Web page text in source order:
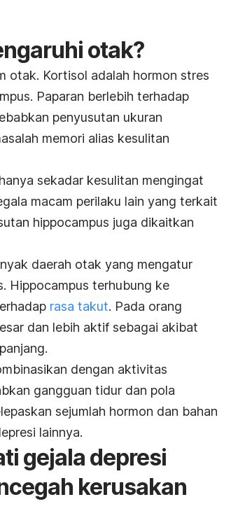
otak?
otak. Kortisol adalah hormon stres
Paparan berlebih terhadap
penyusutan ukuran
memori alias kesulitan
sekadar kesulitan mengingat
macam perilaku lain yang terkait
hippocampus juga dikaitkan
daerah otak yang mengatur
Hippocampus terhubung ke
rasa takut. Pada orang
dan lebih aktif sebagai akibat
dengan aktivitas
gangguan tidur dan pola
sejumlah hormon dan bahan
lainnya.
gejala depresi
kerusakan